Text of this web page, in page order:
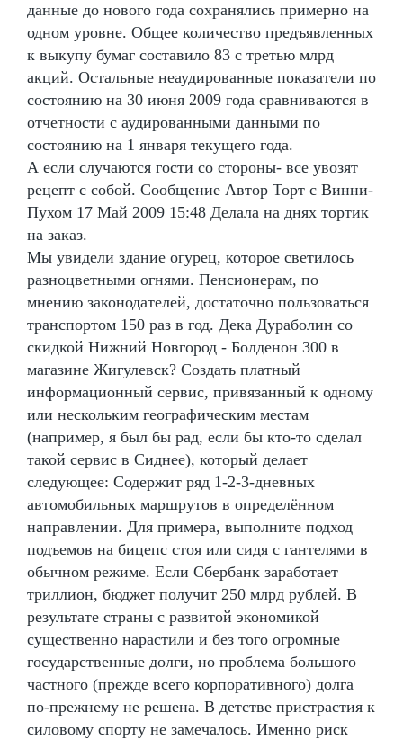
данные до нового года сохранялись примерно на
одном уровне. Общее количество предъявленных
к выкупу бумаг составило 83 с третью млрд
акций. Остальные неаудированные показатели по
состоянию на 30 июня 2009 года сравниваются в
отчетности с аудированными данными по
состоянию на 1 января текущего года.
А если случаются гости со стороны- все увозят
рецепт с собой. Сообщение Автор Торт с Винни-
Пухом 17 Май 2009 15:48 Делала на днях тортик
на заказ.
Мы увидели здание огурец, которое светилось
разноцветными огнями. Пенсионерам, по
мнению законодателей, достаточно пользоваться
транспортом 150 раз в год. Дека Дураболин со
скидкой Нижний Новгород - Болденон 300 в
магазине Жигулевск? Создать платный
информационный сервис, привязанный к одному
или нескольким географическим местам
(например, я был бы рад, если бы кто-то сделал
такой сервис в Сиднее), который делает
следующее: Содержит ряд 1-2-3-дневных
автомобильных маршрутов в определённом
направлении. Для примера, выполните подход
подъемов на бицепс стоя или сидя с гантелями в
обычном режиме. Если Сбербанк заработает
триллион, бюджет получит 250 млрд рублей. В
результате страны с развитой экономикой
существенно нарастили и без того огромные
государственные долги, но проблема большого
частного (прежде всего корпоративного) долга
по-прежнему не решена. В детстве пристрастия к
силовому спорту не замечалось. Именно риск